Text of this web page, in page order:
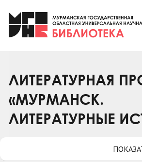
Клуб «Гиря и сельдерей»
Клуб «Семейный архив»
Коллегам
Контакты
ЛИТЕРАТУРНАЯ
«МУРМАНСК.
ЛИТЕРАТУРНЫЕ